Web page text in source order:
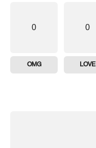
0
LOVE
0
OMG